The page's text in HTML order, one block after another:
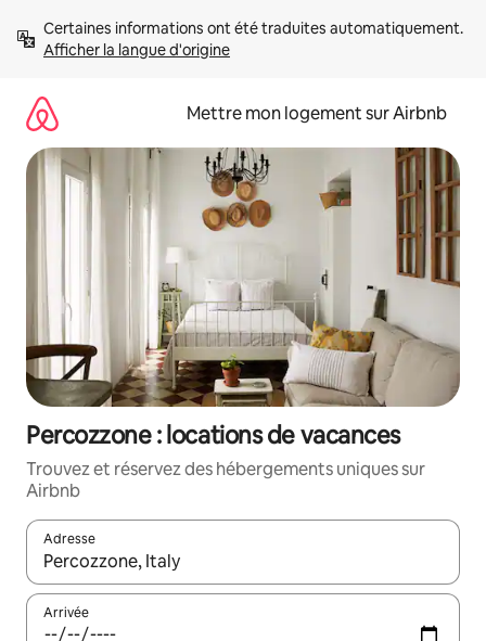
directement
Afficher la langue d'origine
Mettre mon logement sur Airbnb
Percozzone : locations de vacances
Trouvez et réservez des hébergements uniques sur
Airbnb
Adresse
Lorsque les résultats s'affichent, utilisez les flèches vers le
Arrivée